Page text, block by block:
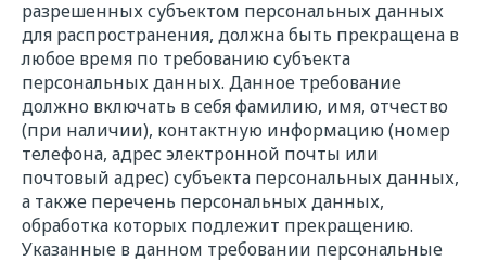
разрешенных субъектом персональных данных
для распространения, должна быть прекращена в
любое время по требованию субъекта
персональных данных. Данное требование
должно включать в себя фамилию, имя, отчество
(при наличии), контактную информацию (номер
телефона, адрес электронной почты или
почтовый адрес) субъекта персональных данных,
а также перечень персональных данных,
обработка которых подлежит прекращению.
Указанные в данном требовании персональные
Ищете надежного
исполнителя? Напишите нам!